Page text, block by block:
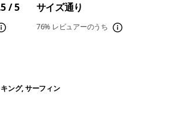
/ 5 サイズ通り
76% レビュアーのうち
ング, サーフィン